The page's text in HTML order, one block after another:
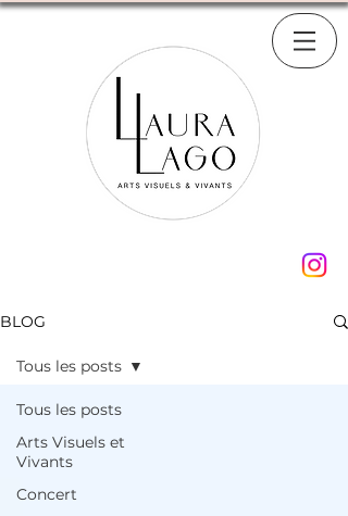
BLOG
Tous les posts
Arts Visuels et
Vivants
Concert
Tous les posts